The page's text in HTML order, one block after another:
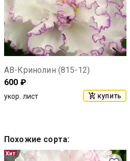
АВ-Кринолин (815-12)
600 ₽
укор. лист купить
Похожие сорта:
Хит